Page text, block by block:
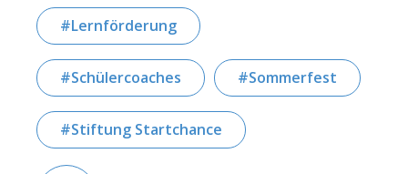
Lernförderung
Schülercoaches Sommerfest
Stiftung Startchance